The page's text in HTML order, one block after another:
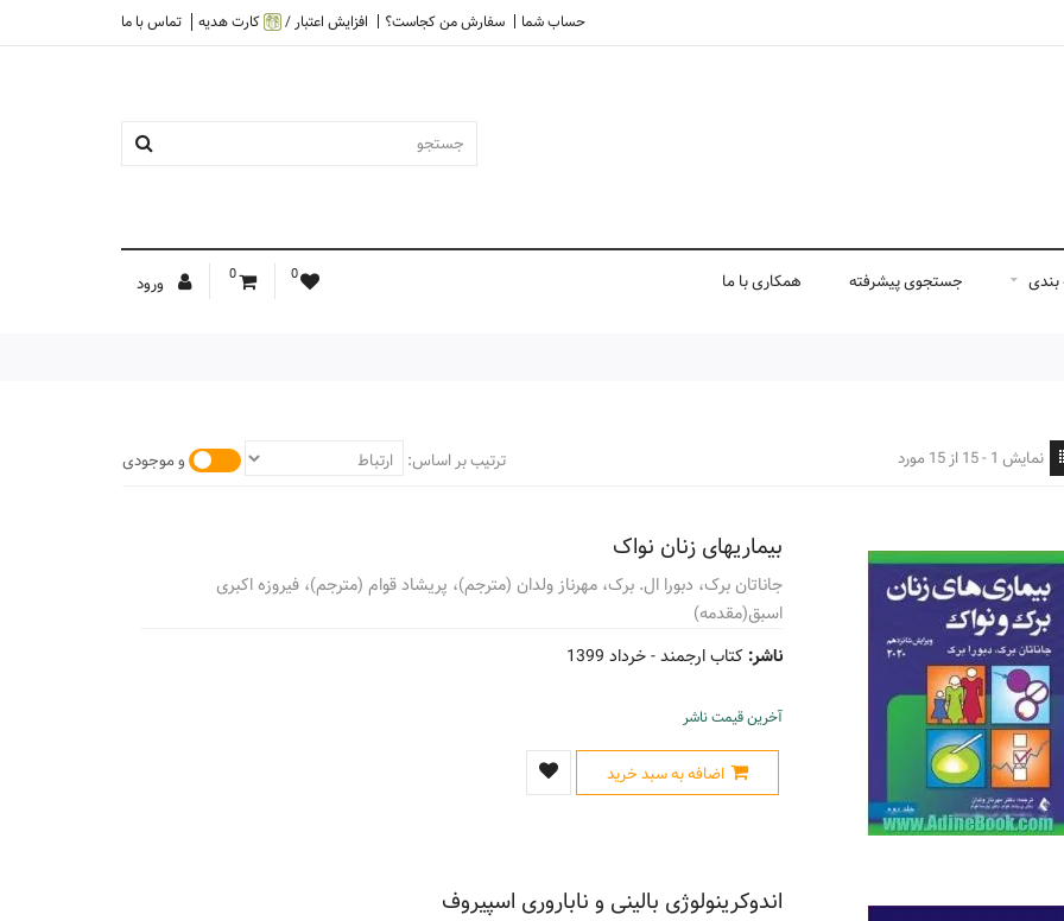
حساب شما سفارش من کجاست؟ افزایش اعتبار / کارت هدیه تماس با ما
0
0 ورود جستجوی پیشرفته همکاری با ما
ترتیب بر اساس: و موجودی نمایش 1 - 15 از 15 مورد
بیماریهای زنان نواک
جاناتان برک، دبورا ال. برک، مهرناز ولدان (مترجم)، پریشاد قوام (مترجم)، فیروزه اکبری
اسبق(مقدمه)
ناشر: کتاب ارجمند -خرداد 1399
آخرین قیمت ناشر
اضافه به سبد خرید
اندوکرینولوژی بالینی و ناباروری اسپیروف